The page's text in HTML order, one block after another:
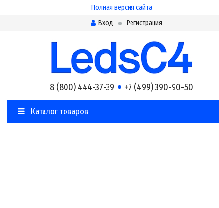
Полная версия сайта
Вход
Регистрация
8 (800) 444-37-39 +7 (499) 390-90-50
Каталог товаров